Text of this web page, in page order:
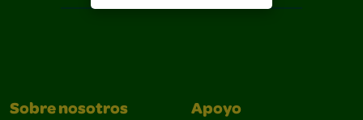
Sobre nosotros Apoyo